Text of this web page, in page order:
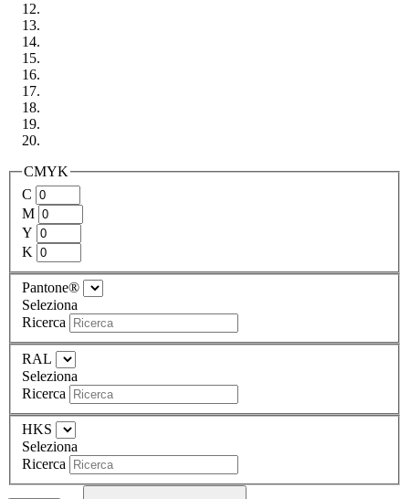
CMYK
C
M
Y
K
Pantone®
Seleziona
Ricerca
RAL
Seleziona
Ricerca
HKS
Seleziona
Ricerca